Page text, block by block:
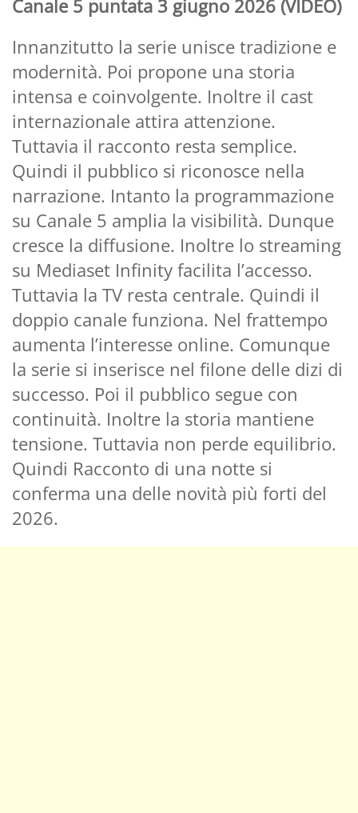
Canale 5 puntata 3 giugno 2026 (VIDEO)
Innanzitutto la serie unisce tradizione e
modernità. Poi propone una storia
intensa e coinvolgente. Inoltre il cast
internazionale attira attenzione.
Tuttavia il racconto resta semplice.
Quindi il pubblico si riconosce nella
narrazione. Intanto la programmazione
su Canale 5 amplia la visibilità. Dunque
cresce la diffusione. Inoltre lo streaming
su Mediaset Infinity facilita l’accesso.
Tuttavia la TV resta centrale. Quindi il
doppio canale funziona. Nel frattempo
aumenta l’interesse online. Comunque
la serie si inserisce nel filone delle dizi di
successo. Poi il pubblico segue con
continuità. Inoltre la storia mantiene
tensione. Tuttavia non perde equilibrio.
Quindi Racconto di una notte si
conferma una delle novità più forti del
2026.